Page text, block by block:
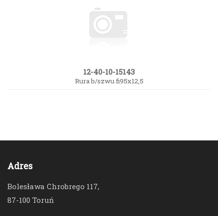
12-40-10-15143
Rura b/szwu fi95x12,5
Adres
Bolesława Chrobrego 117,
87-100 Toruń